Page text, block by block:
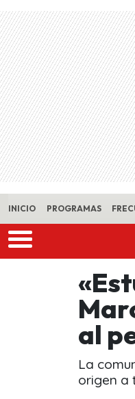
Skip to main content
INICIO PROGRAMAS
al
La
origen a